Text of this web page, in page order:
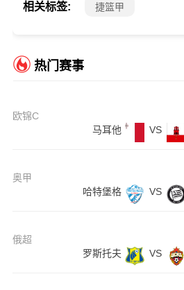
相关标签: 捷篮甲
热门赛事
欧锦C
马耳他
VS
奥甲
哈特堡格
VS
俄超
罗斯托夫
VS